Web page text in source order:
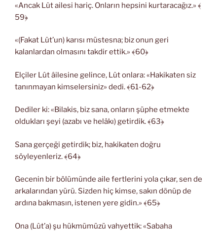
«Ancak Lût ailesi hariç. Onların hepsini kurtaracağız.» ﴾
59﴿
«(Fakat Lût’un) karısı müstesna; biz onun geri
kalanlardan olmasını takdir ettik.» ﴾60﴿
Elçiler Lût âilesine gelince, Lût onlara: «Hakikaten siz
tanınmayan kimselersiniz» dedi. ﴾61-62﴿
Dediler ki: «Bilakis, biz sana, onların şüphe etmekte
oldukları şeyi (azabı ve helâkı) getirdik. ﴾63﴿
Sana gerçeği getirdik; biz, hakikaten doğru
söyleyenleriz. ﴾64﴿
Gecenin bir bölümünde aile fertlerini yola çıkar, sen de
arkalarından yürü. Sizden hiç kimse, sakın dönüp de
ardına bakmasın, istenen yere gidin.» ﴾65﴿
Ona (Lût’a) şu hükmümüzü vahyettik: «Sabaha